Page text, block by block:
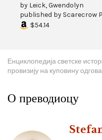
by Leick, Gwendolyn
published by Scarecrow
$54.14
Енциклопедија светске
провизију на куповину
О преводиоцу